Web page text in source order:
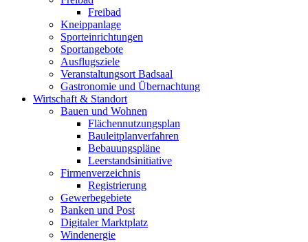
Freibad
Kneippanlage
Sporteinrichtungen
Sportangebote
Ausflugsziele
Veranstaltungsort Badsaal
Gastronomie und Übernachtung
Wirtschaft & Standort
Bauen und Wohnen
Flächennutzungsplan
Bauleitplanverfahren
Bebauungspläne
Leerstandsinitiative
Firmenverzeichnis
Registrierung
Gewerbegebiete
Banken und Post
Digitaler Marktplatz
Windenergie